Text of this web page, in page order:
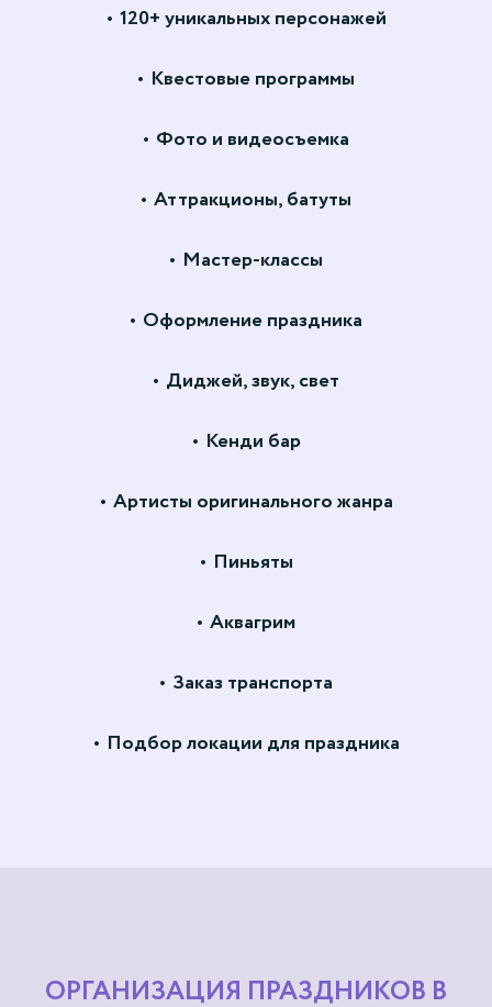
120+ уникальных персонажей
Квестовые программы
Фото и видеосъемка
Аттракционы, батуты
Мастер-классы
Оформление праздника
Диджей, звук, свет
Кенди бар
Артисты оригинального жанра
Пиньяты
Аквагрим
Заказ транспорта
Подбор локации для праздника
ОРГАНИЗАЦИЯ ПРАЗДНИКОВ В